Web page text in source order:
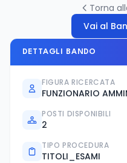
Torna
Vai al
DETTAGLI BANDO
FIGURA RICERCATA
FUNZIONARIO
POSTI DISPONIBILI
2
TIPO PROCEDURA
TITOLI_ESAMI